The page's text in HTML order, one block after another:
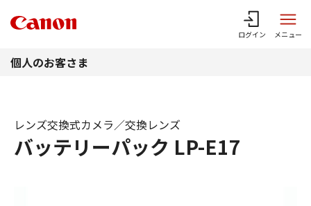
ログイン メニュー
個人のお客さま
バッテリーパック LP-E17
レンズ交換式カメラ／交換レンズ